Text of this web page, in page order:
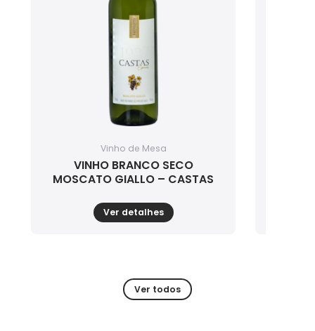
Vinho de Mesa
VINHO BRANCO SECO
MOSCATO GIALLO – CASTAS
Ver detalhes
Ver todos